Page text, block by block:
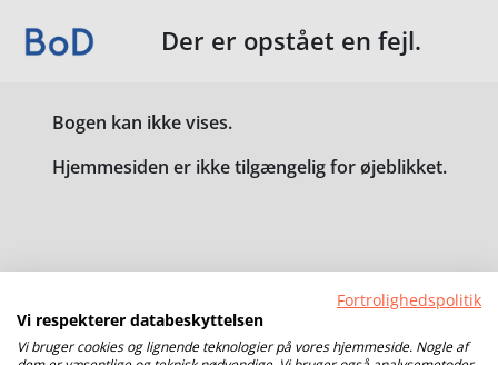
Der er opstået en fejl.
Bogen kan ikke vises.
Hjemmesiden er ikke tilgængelig for øjeblikket.
Fortrolighedspolitik
Vi respekterer databeskyttelsen
Vi bruger cookies og lignende teknologier på vores hjemmeside. Nogle af